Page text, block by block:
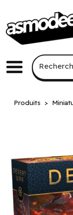
Menu
Produits